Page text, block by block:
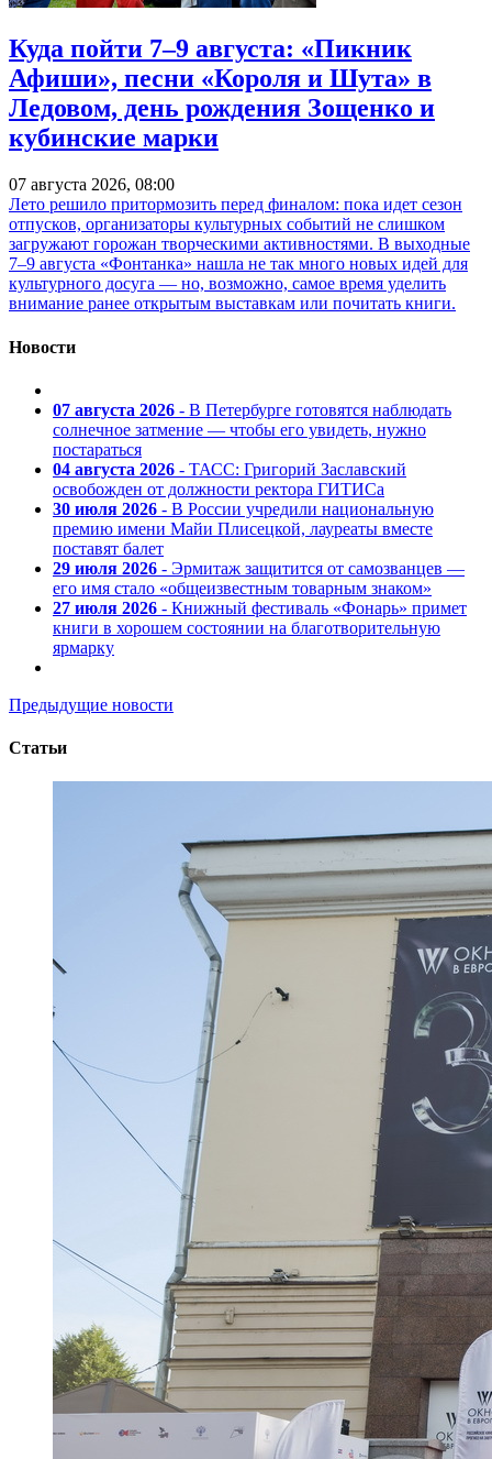
Куда пойти 7–9 августа: «Пикник
Афиши», песни «Короля и Шута» в
Ледовом, день рождения Зощенко и
кубинские марки
07 августа 2026, 08:00
Лето решило притормозить перед финалом: пока идет сезон
отпусков, организаторы культурных событий не слишком
загружают горожан творческими активностями. В выходные
7–9 августа «Фонтанка» нашла не так много новых идей для
культурного досуга — но, возможно, самое время уделить
внимание ранее открытым выставкам или почитать книги.
Новости
07 августа 2026 - В Петербурге готовятся наблюдать
солнечное затмение — чтобы его увидеть, нужно
постараться
04 августа 2026 - ТАСС: Григорий Заславский
освобожден от должности ректора ГИТИСа
30 июля 2026 - В России учредили национальную
премию имени Майи Плисецкой, лауреаты вместе
поставят балет
29 июля 2026 - Эрмитаж защитится от самозванцев —
его имя стало «общеизвестным товарным знаком»
27 июля 2026 - Книжный фестиваль «Фонарь» примет
книги в хорошем состоянии на благотворительную
ярмарку
Предыдущие новости
Статьи